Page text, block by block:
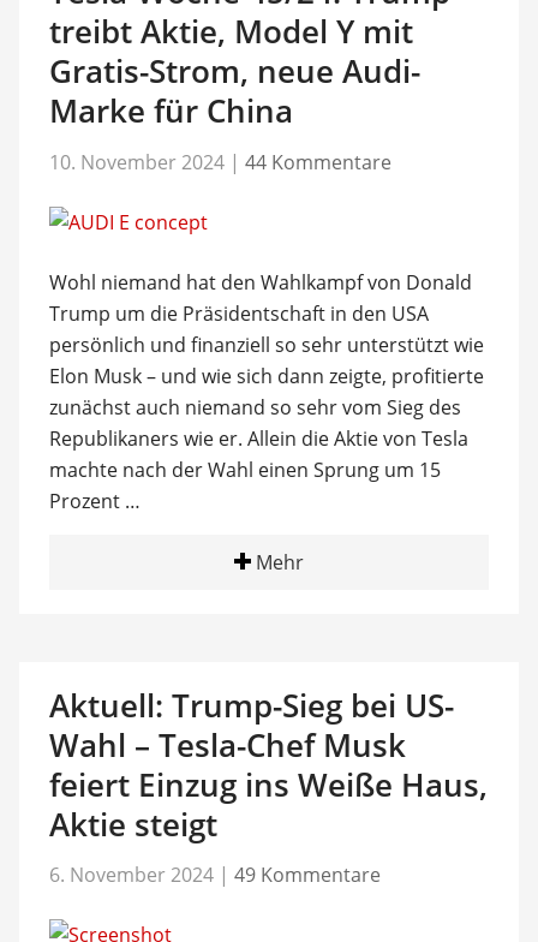
treibt Aktie, Model Y mit
Gratis-Strom, neue Audi-
Marke für China
10. November 2024 | 44 Kommentare
Wohl niemand hat den Wahlkampf von Donald
Trump um die Präsidentschaft in den USA
persönlich und finanziell so sehr unterstützt wie
Elon Musk – und wie sich dann zeigte, profitierte
zunächst auch niemand so sehr vom Sieg des
Republikaners wie er. Allein die Aktie von Tesla
machte nach der Wahl einen Sprung um 15
Prozent …
Mehr
Aktuell: Trump-Sieg bei US-
Wahl – Tesla-Chef Musk
feiert Einzug ins Weiße Haus,
Aktie steigt
6. November 2024 | 49 Kommentare